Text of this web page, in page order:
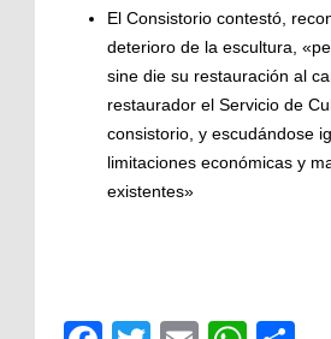
El Consistorio contestó,
deterioro de la escultura,
sine die su restauración al
restaurador el Servicio de
consistorio, y escudándose
limitaciones económicas y
existentes»